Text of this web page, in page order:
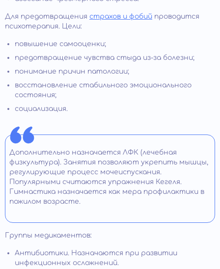
Для предотвращения страхов и фобий проводится
психотерапия. Цели:
повышение самооценки;
предотвращение чувства стыда из-за болезни;
понимание причин патологии;
восстановление стабильного эмоционального
состояния;
социализация.
Дополнительно назначается ЛФК (лечебная
физкультура). Занятия позволяют укрепить мышцы,
регулирующие процесс мочеиспускания.
Популярными считаются упражнения Кегеля.
Гимнастика назначается как мера профилактики в
пожилом возрасте.
Группы медикаментов:
Антибиотики. Назначаются при развитии
инфекционных осложнений.